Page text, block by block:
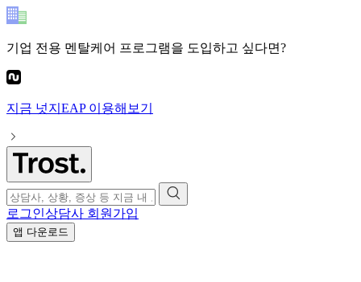
기업 전용 멘탈케어 프로그램을 도입하고 싶다면?
지금 넛지EAP이용해보기
로그인상담사 회원가입
앱 다운로드